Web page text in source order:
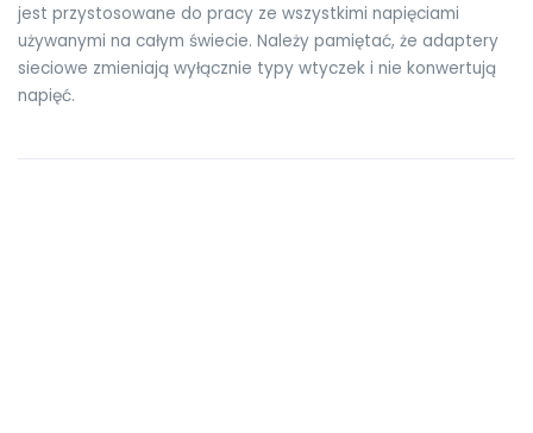
jest przystosowane do pracy ze wszystkimi napięciami
używanymi na całym świecie. Należy pamiętać, że adaptery
sieciowe zmieniają wyłącznie typy wtyczek i nie konwertują
napięć.